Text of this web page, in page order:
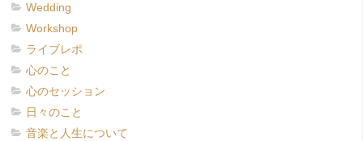
Wedding
Workshop
ライブレポ
心のこと
心のセッション
日々のこと
音楽と人生について